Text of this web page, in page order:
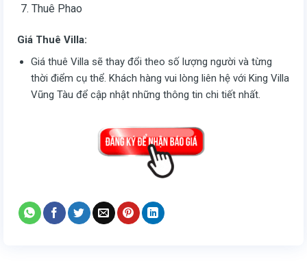
Thuê Phao
Giá Thuê Villa:
Giá thuê Villa sẽ thay đổi theo số lượng người và từng
thời điểm cụ thể. Khách hàng vui lòng liên hệ với King Villa
Vũng Tàu để cập nhật những thông tin chi tiết nhất.